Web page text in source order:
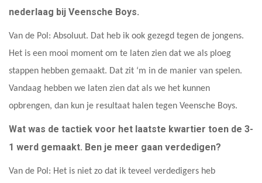
nederlaag bij Veensche Boys.
Van de Pol: Absoluut. Dat heb ik ook gezegd tegen de jongens.
Het is een mooi moment om te laten zien dat we als ploeg
stappen hebben gemaakt. Dat zit ‘m in de manier van spelen.
Vandaag hebben we laten zien dat als we het kunnen
opbrengen, dan kun je resultaat halen tegen Veensche Boys.
Wat was de tactiek voor het laatste kwartier toen de 3-
1 werd gemaakt. Ben je meer gaan verdedigen?
Van de Pol: Het is niet zo dat ik teveel verdedigers heb